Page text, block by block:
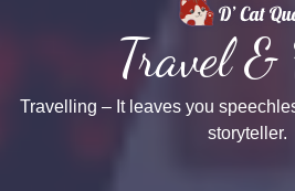
Travel &
Travelling – It leaves you
storyteller.